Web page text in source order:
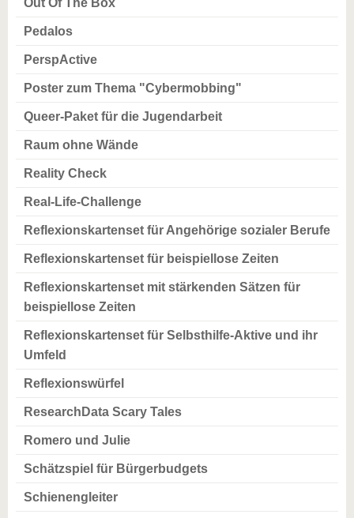
Out Of The Box
Pedalos
PerspActive
Poster zum Thema "Cybermobbing"
Queer-Paket für die Jugendarbeit
Raum ohne Wände
Reality Check
Real-Life-Challenge
Reflexionskartenset für Angehörige sozialer Berufe
Reflexionskartenset für beispiellose Zeiten
Reflexionskartenset mit stärkenden Sätzen für
beispiellose Zeiten
Reflexionskartenset für Selbsthilfe-Aktive und ihr
Umfeld
Reflexionswürfel
ResearchData Scary Tales
Romero und Julie
Schätzspiel für Bürgerbudgets
Schienengleiter